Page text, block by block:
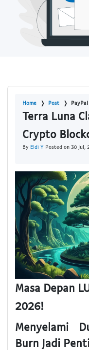
Home Post PayPal
Terra Luna
Crypto
By Eldi Y Posted on 30 Jul,
Masa Depan
2026!
Menyelami
Burn Jadi